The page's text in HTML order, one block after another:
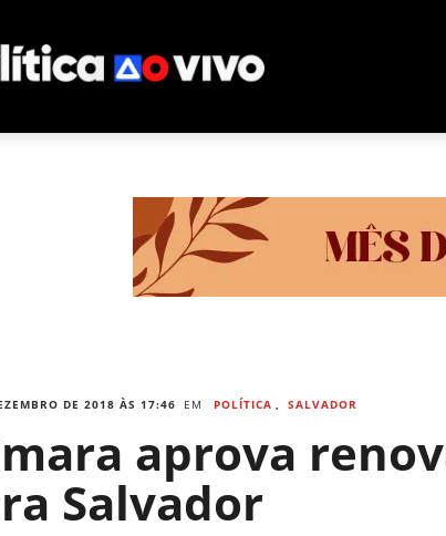
DE 2018 ÀS 17:46 EM POLÍTICA , SALVADOR
aprova
Salvador